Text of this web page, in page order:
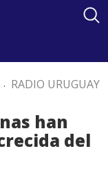
. RADIO URUGUAY
han
del